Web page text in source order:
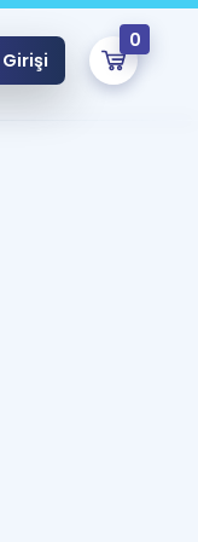
0
eğitim seni bekliyor!